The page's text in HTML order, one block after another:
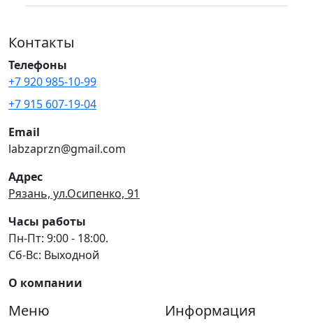
Контакты
Телефоны
+7 920 985-10-99
+7 915 607-19-04
Email
labzaprzn@gmail.com
Адрес
Рязань, ул.Осипенко, 91
Часы работы
Пн-Пт: 9:00 - 18:00.
Сб-Вс: Выходной
О компании
Меню Информация